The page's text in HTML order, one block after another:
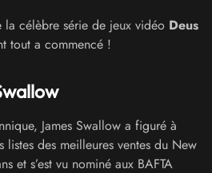
la célèbre série de jeux vidéo Deus
tout a commencé !
James Swallow a figuré à
listes des meilleures ventes du New
et s’est vu nominé aux BAFTA